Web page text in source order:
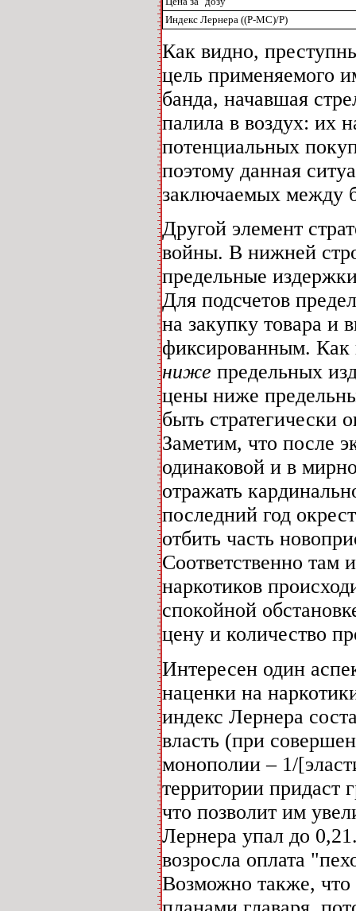
Индекс Лернера ((P-MC)/P)
Как видно,
цель применяемого
банда, начавшая
палила в воздух: их
потенциальных
поэтому данная
заключаемых между
Другой элемент
войны. В нижней
предельные
Для подсчетов
на закупку товара и
фиксированным. Как
ниже предельных
цены ниже
быть стратегически
Заметим, что после
одинаковой и в
отражать
последний год
отбить часть
Соответственно там
наркотиков
спокойной
цену и количество
Интересен один
наценки на
индекс Лернера
власть (при
монополии – 1/
территории придаст
что позволит им
Лернера упал до
возросла оплата
Возможно также,